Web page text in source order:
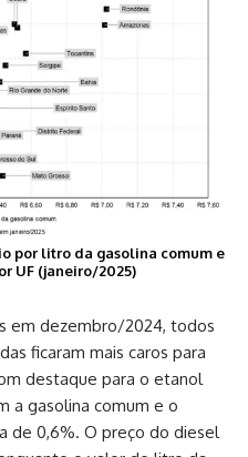
por litro da gasolina comum e
UF (janeiro/2025)
em dezembro/2024, todos
ficaram mais caros para
destaque para o etanol
a gasolina comum e o
de 0,6%. O preço do diesel